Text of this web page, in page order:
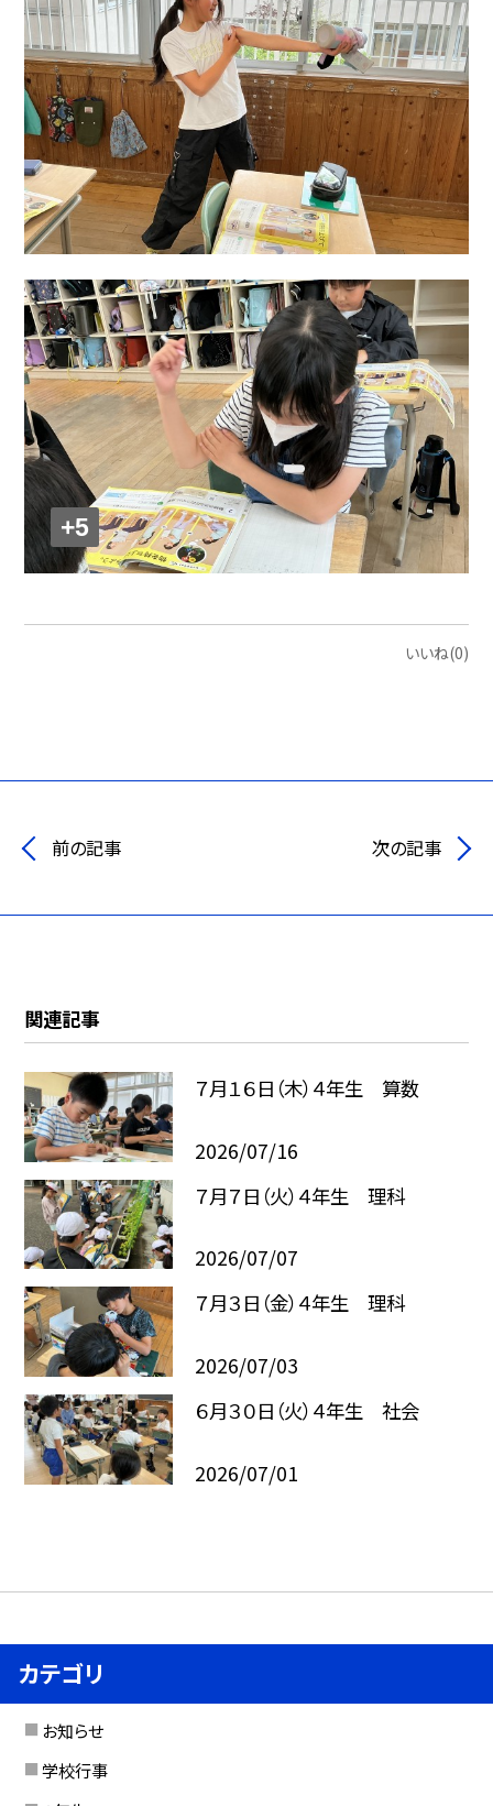
+5
いいね(0)
前の記事 次の記事
関連記事
７月１６日（木）４年生 算数
2026/07/16
７月７日（火）４年生 理科
2026/07/07
７月３日（金）４年生 理科
2026/07/03
６月３０日（火）４年生 社会
2026/07/01
カテゴリ
お知らせ
学校行事